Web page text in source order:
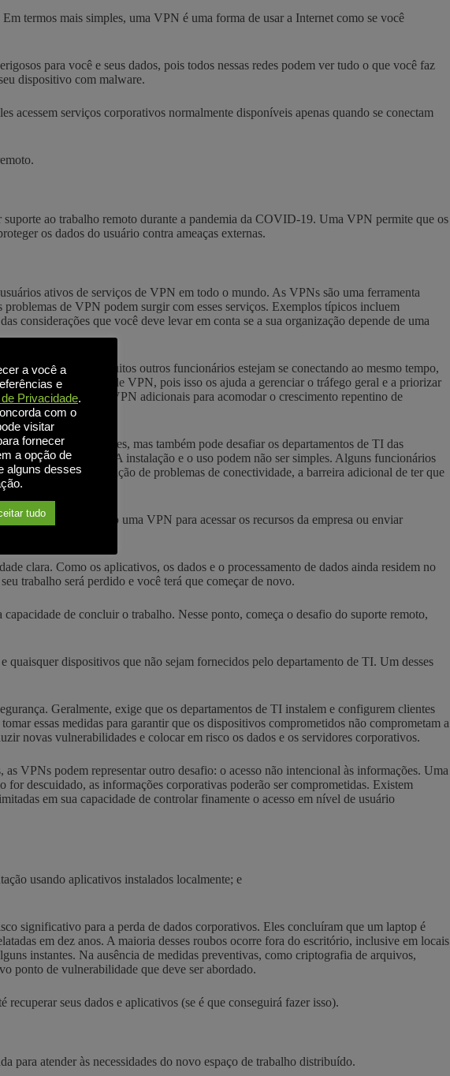
termos mais simples, uma VPN é uma forma de usar a Internet como se você
para você e seus dados, pois todos nessas redes podem ver tudo o que você faz
dispositivo com malware.
acessem serviços corporativos normalmente disponíveis apenas quando se conectam
ao trabalho remoto durante a pandemia da COVID-19. Uma VPN permite que os
os dados do usuário contra ameaças externas.
ativos de serviços de VPN em todo o mundo. As VPNs são uma ferramenta
problemas de VPN podem surgir com esses serviços. Exemplos típicos incluem
considerações que você deve levar em conta se a sua organização depende de uma
ou talvez muitos outros funcionários estejam se conectando ao mesmo tempo,
banda dos usuários de VPN, pois isso os ajuda a gerenciar o tráfego geral e a priorizar
gateways de VPN adicionais para acomodar o crescimento repentino de
para consumidores, mas também pode desafiar os departamentos de TI das
de cada usuário. A instalação e o uso podem não ser simples. Alguns funcionários
ou na solução de problemas de conectividade, a barreira adicional de ter que
você estiver usando uma VPN para acessar os recursos da empresa ou enviar
clara. Como os aplicativos, os dados e o processamento de dados ainda residem no
trabalho será perdido e você terá que começar de novo.
de concluir o trabalho. Nesse ponto, começa o desafio do suporte remoto,
dispositivos que não sejam fornecidos pelo departamento de TI. Um desses
Geralmente, exige que os departamentos de TI instalem e configurem clientes
essas medidas para garantir que os dispositivos comprometidos não comprometam a
novas vulnerabilidades e colocar em risco os dados e os servidores corporativos.
VPNs podem representar outro desafio: o acesso não intencional às informações. Uma
descuidado, as informações corporativas poderão ser comprometidas. Existem
em sua capacidade de controlar finamente o acesso em nível de usuário
usando aplicativos instalados localmente; e
significativo para a perda de dados corporativos. Eles concluíram que um laptop é
em dez anos. A maioria desses roubos ocorre fora do escritório, inclusive em locais
instantes. Na ausência de medidas preventivas, como criptografia de arquivos,
ponto de vulnerabilidade que deve ser abordado.
seus dados e aplicativos (se é que conseguirá fazer isso).
para atender às necessidades do novo espaço de trabalho distribuído.
a você a
e
Privacidade.
com o
visitar
fornecer
a opção de
alguns desses
tudo